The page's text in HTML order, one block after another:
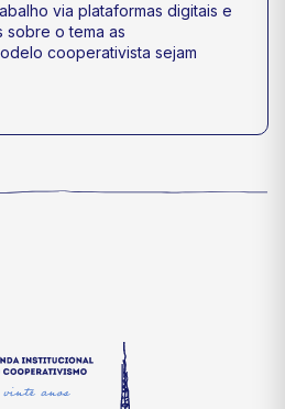
via plataformas digitais e
sobre o tema as
cooperativista sejam